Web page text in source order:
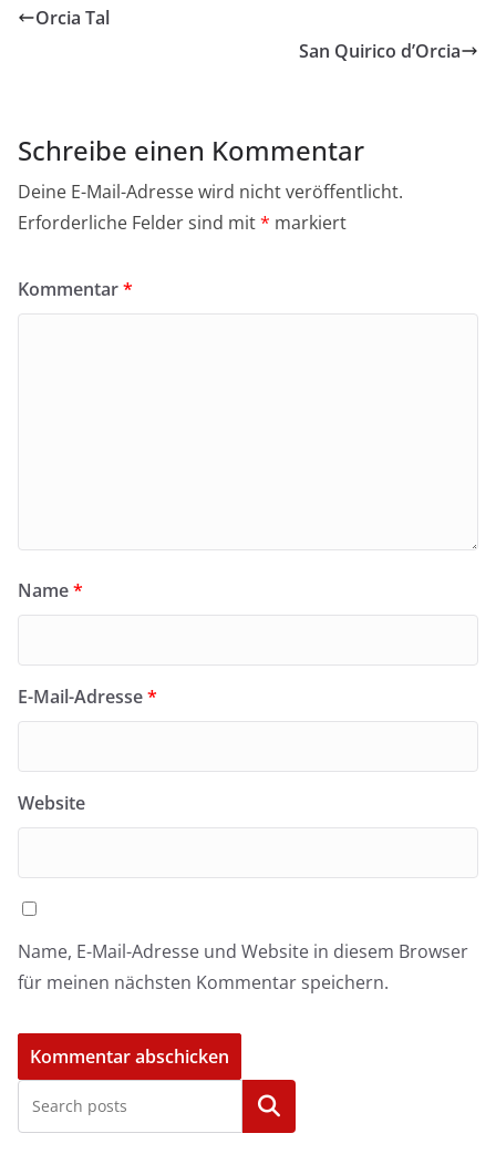
Orcia Tal
San Quirico d’Orcia
Schreibe einen Kommentar
Deine E-Mail-Adresse wird nicht veröffentlicht.
Erforderliche Felder sind mit* markiert
Kommentar*
Name*
E-Mail-Adresse*
Website
Name, E-Mail-Adresse und Website in diesem Browser
für meinen nächsten Kommentar speichern.
Kategorien